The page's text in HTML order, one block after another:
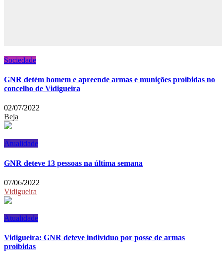
Sociedade
GNR detém homem e apreende armas e munições proibidas no
concelho de Vidigueira
02/07/2022
Beja
Atualidade
GNR deteve 13 pessoas na última semana
07/06/2022
Vidigueira
Atualidade
Vidigueira: GNR deteve indivíduo por posse de armas
proibidas